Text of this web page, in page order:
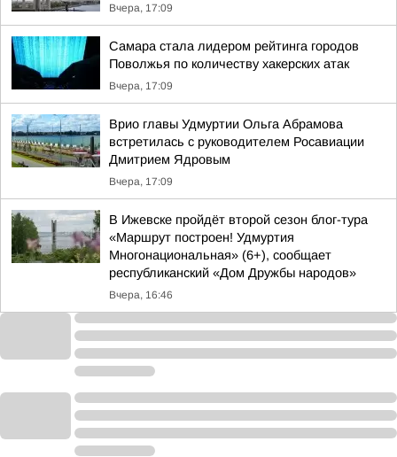
Вчера, 17:09
Самара стала лидером рейтинга городов
Поволжья по количеству хакерских атак
Вчера, 17:09
Врио главы Удмуртии Ольга Абрамова
встретилась с руководителем Росавиации
Дмитрием Ядровым
Вчера, 17:09
В Ижевске пройдёт второй сезон блог-тура
«Маршрут построен! Удмуртия
Многонациональная» (6+), сообщает
республиканский «Дом Дружбы народов»
Вчера, 16:46